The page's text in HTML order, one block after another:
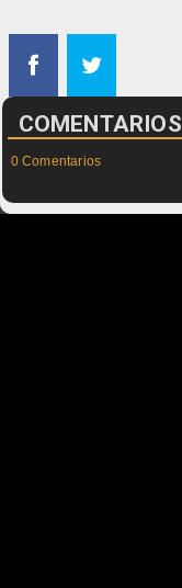
COMENTARIOS
0 Comentarios